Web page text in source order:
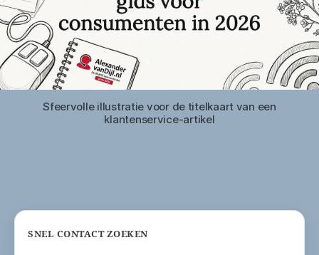
Sfeervolle illustratie voor de titelkaart van een
klantenservice-artikel
SNEL CONTACT ZOEKEN